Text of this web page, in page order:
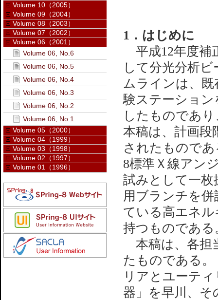
1．はじめに
平成12年度補
して分光分析
ムラインは、
験ステーショ
したものであ
本稿は、計画段
されたもので
8標準Ｘ線アン
試みとして一枚
用ブランチを
ている高エネ
持つものである
本稿は、各担
たものである
リアとユーテ
器」を早川、
Volume 10（2005）
Volume 09（2004）
Volume 08（2003）
Volume 07（2002）
Volume 06（2001）
Volume 06, No.6
Volume 06, No.5
Volume 06, No.4
Volume 06, No.3
Volume 06, No.2
Volume 06, No.1
Volume 05（2000）
Volume 04（1999）
Volume 03（1998）
Volume 02（1997）
Volume 01（1996）